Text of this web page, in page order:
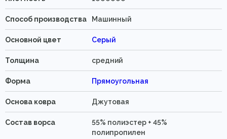
Способ производства Машинный
Основной цвет Серый
Толщина средний
Форма Прямоугольная
Основа ковра Джутовая
Состав ворса
55% полиэстер + 45%
полипропилен